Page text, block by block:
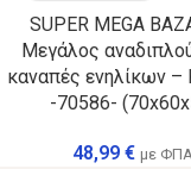
SUPER MEGA
Μεγάλος
καναπές ενηλίκων –
-70586-
48,99 € με ΦΠΑ